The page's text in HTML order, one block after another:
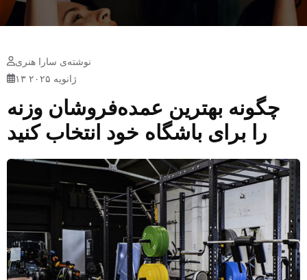
نوشته‌ی سارا هنری
۱۳ ژانویه ۲۰۲۵
چگونه بهترین عمده‌فروشان وزنه
را برای باشگاه خود انتخاب کنید